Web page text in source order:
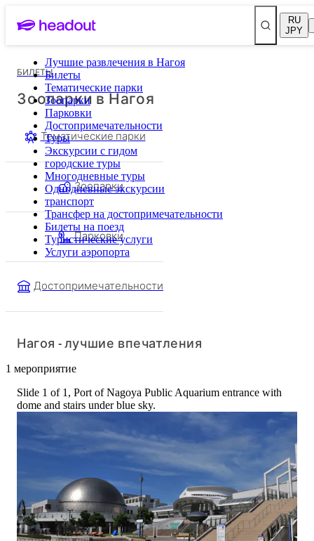
RU
JPY
Лучшие развлечения в Нагоя
Билеты
Тематические парки
Зоопарки
Парковки
Достопримечательности
Туры
Экскурсии с гидом
городские туры
Многодневные туры
Однодневные экскурсии
транспорт
Трансфер на достопримечательности
Билеты на поезд
Туристические услуги
Услуги аэропорта
БИЛЕТЫ
Зоопарки в Нагоя
Тематические парки
Зоопарки
Парковки
Достопримечательности
Нагоя - лучшие впечатления
1 мероприятие
Slide 1 of 1, Port of Nagoya Public Aquarium entrance with
dome and stairs under blue sky.